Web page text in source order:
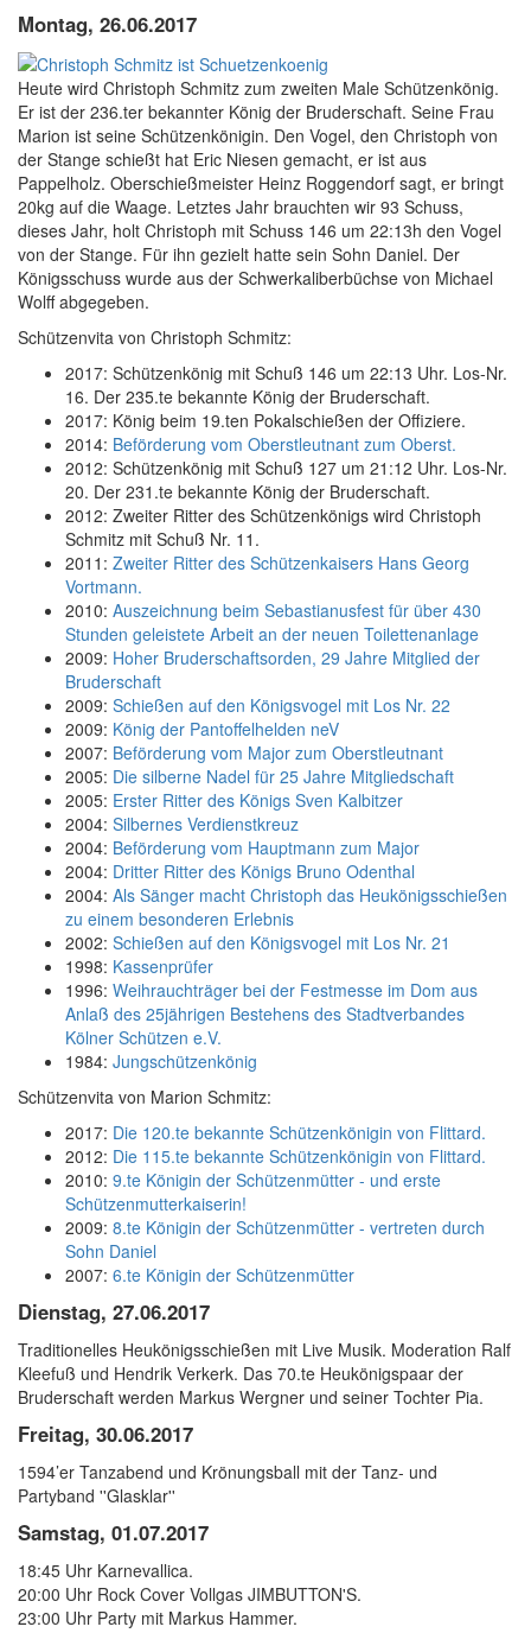
Montag, 26.06.2017
Heute wird Christoph Schmitz zum zweiten Male Schützenkönig.
Er ist der 236.ter bekannter König der Bruderschaft. Seine Frau
Marion ist seine Schützenkönigin. Den Vogel, den Christoph von
der Stange schießt hat Eric Niesen gemacht, er ist aus
Pappelholz. Oberschießmeister Heinz Roggendorf sagt, er bringt
20kg auf die Waage. Letztes Jahr brauchten wir 93 Schuss,
dieses Jahr, holt Christoph mit Schuss 146 um 22:13h den Vogel
von der Stange. Für ihn gezielt hatte sein Sohn Daniel. Der
Königsschuss wurde aus der Schwerkaliberbüchse von Michael
Wolff abgegeben.
Schützenvita von Christoph Schmitz:
2017: Schützenkönig mit Schuß 146 um 22:13 Uhr. Los-Nr.
16. Der 235.te bekannte König der Bruderschaft.
2017: König beim 19.ten Pokalschießen der Offiziere.
2014: Beförderung vom Oberstleutnant zum Oberst.
2012: Schützenkönig mit Schuß 127 um 21:12 Uhr. Los-Nr.
20. Der 231.te bekannte König der Bruderschaft.
2012: Zweiter Ritter des Schützenkönigs wird Christoph
Schmitz mit Schuß Nr. 11.
2011: Zweiter Ritter des Schützenkaisers Hans Georg
Vortmann.
2010: Auszeichnung beim Sebastianusfest für über 430
Stunden geleistete Arbeit an der neuen Toilettenanlage
2009: Hoher Bruderschaftsorden, 29 Jahre Mitglied der
Bruderschaft
2009: Schießen auf den Königsvogel mit Los Nr. 22
2009: König der Pantoffelhelden neV
2007: Beförderung vom Major zum Oberstleutnant
2005: Die silberne Nadel für 25 Jahre Mitgliedschaft
2005: Erster Ritter des Königs Sven Kalbitzer
2004: Silbernes Verdienstkreuz
2004: Beförderung vom Hauptmann zum Major
2004: Dritter Ritter des Königs Bruno Odenthal
2004: Als Sänger macht Christoph das Heukönigsschießen
zu einem besonderen Erlebnis
2002: Schießen auf den Königsvogel mit Los Nr. 21
1998: Kassenprüfer
1996: Weihrauchträger bei der Festmesse im Dom aus
Anlaß des 25jährigen Bestehens des Stadtverbandes
Kölner Schützen e.V.
1984: Jungschützenkönig
Schützenvita von Marion Schmitz:
2017: Die 120.te bekannte Schützenkönigin von Flittard.
2012: Die 115.te bekannte Schützenkönigin von Flittard.
2010: 9.te Königin der Schützenmütter - und erste
Schützenmutterkaiserin!
2009: 8.te Königin der Schützenmütter - vertreten durch
Sohn Daniel
2007: 6.te Königin der Schützenmütter
Dienstag, 27.06.2017
Traditionelles Heukönigsschießen mit Live Musik. Moderation Ralf
Kleefuß und Hendrik Verkerk. Das 70.te Heukönigspaar der
Bruderschaft werden Markus Wergner und seiner Tochter Pia.
Freitag, 30.06.2017
1594’er Tanzabend und Krönungsball mit der Tanz- und
Partyband ''Glasklar''
Samstag, 01.07.2017
18:45 Uhr Karnevallica.
20:00 Uhr Rock Cover Vollgas JIMBUTTON'S.
23:00 Uhr Party mit Markus Hammer.